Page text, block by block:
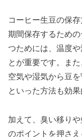
コーヒー生豆の保
期間保存するため
つためには、温度
とが重要です。ま
空気や湿気から豆
といった方法も効果
加えて、臭い移り
のポイントを押さ